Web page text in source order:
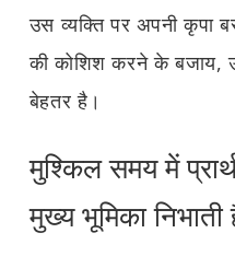
उस व्यक्ति पर अपनी कृपा
की कोशिश करने के बजाय,
बेहतर है।
मुश्किल समय में
मुख्य भूमिका निभाती